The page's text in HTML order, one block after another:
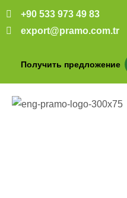
+90 533 973 49 83
export@pramo.com.tr
Получить предложение